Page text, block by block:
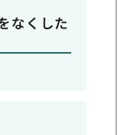
なくした